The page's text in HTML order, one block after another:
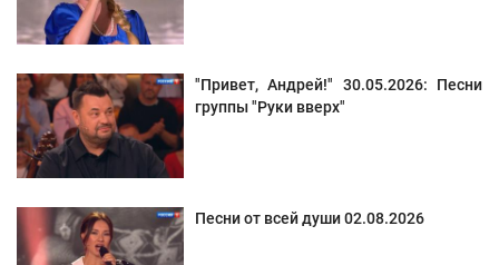
"Привет, Андрей!" 30.05.2026: Песни
группы "Руки вверх"
Песни от всей души 02.08.2026